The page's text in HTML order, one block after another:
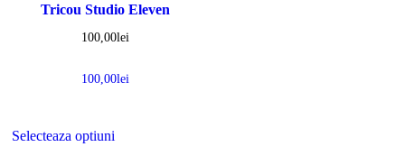
Tricou Studio Eleven
100,00lei
100,00lei
Selecteaza optiuni